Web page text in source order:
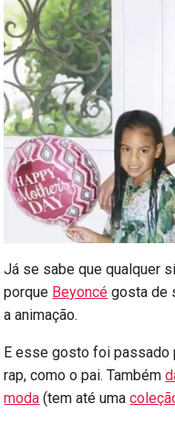
Já se sabe que qualquer
porque Beyoncé gosta de
a animação.
E esse gosto foi passado
rap, como o pai. Também
moda (tem até uma